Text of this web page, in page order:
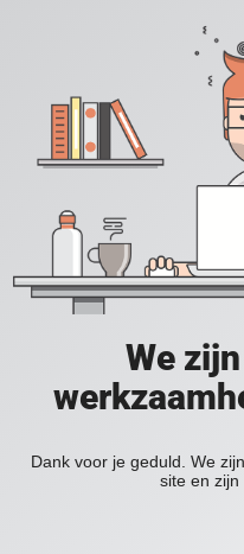
We
Dank voor je geduld. We
site en zijn